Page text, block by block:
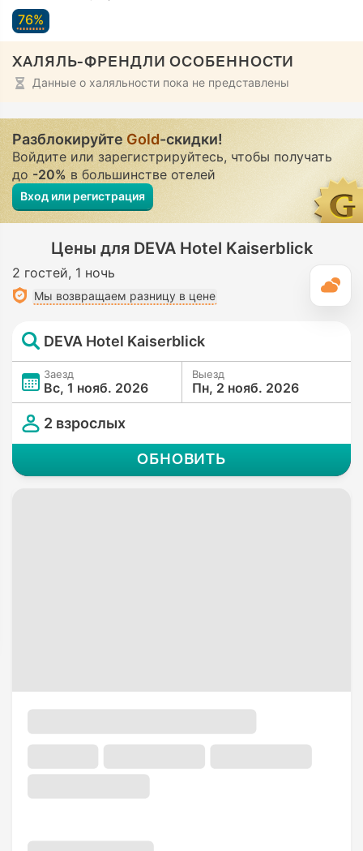
76%
ХАЛЯЛЬ-ФРЕНДЛИ ОСОБЕННОСТИ
Данные о халяльности пока не представлены
Разблокируйте Gold-скидки!
Войдите или зарегистрируйтесь, чтобы получать
до -20% в большинстве отелей
Вход или регистрация
Цены для DEVA Hotel Kaiserblick
2 гостей 1 ночь
Мы возвращаем разницу в цене
DEVA Hotel Kaiserblick
Заезд
Вс, 1 нояб. 2026
Выезд
Пн, 2 нояб. 2026
2 взрослых
ОБНОВИТЬ